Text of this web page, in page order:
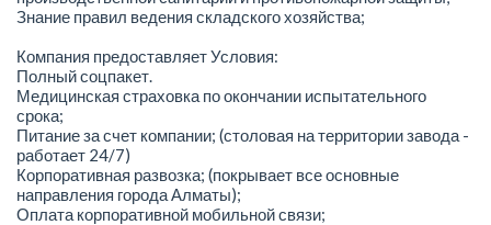
Знание правил ведения складского хозяйства;
Компания предоставляет Условия:
Полный соцпакет.
Медицинская страховка по окончании испытательного
срока;
Питание за счет компании; (столовая на территории завода -
работает 24/7)
Корпоративная развозка; (покрывает все основные
направления города Алматы);
Оплата корпоративной мобильной связи;